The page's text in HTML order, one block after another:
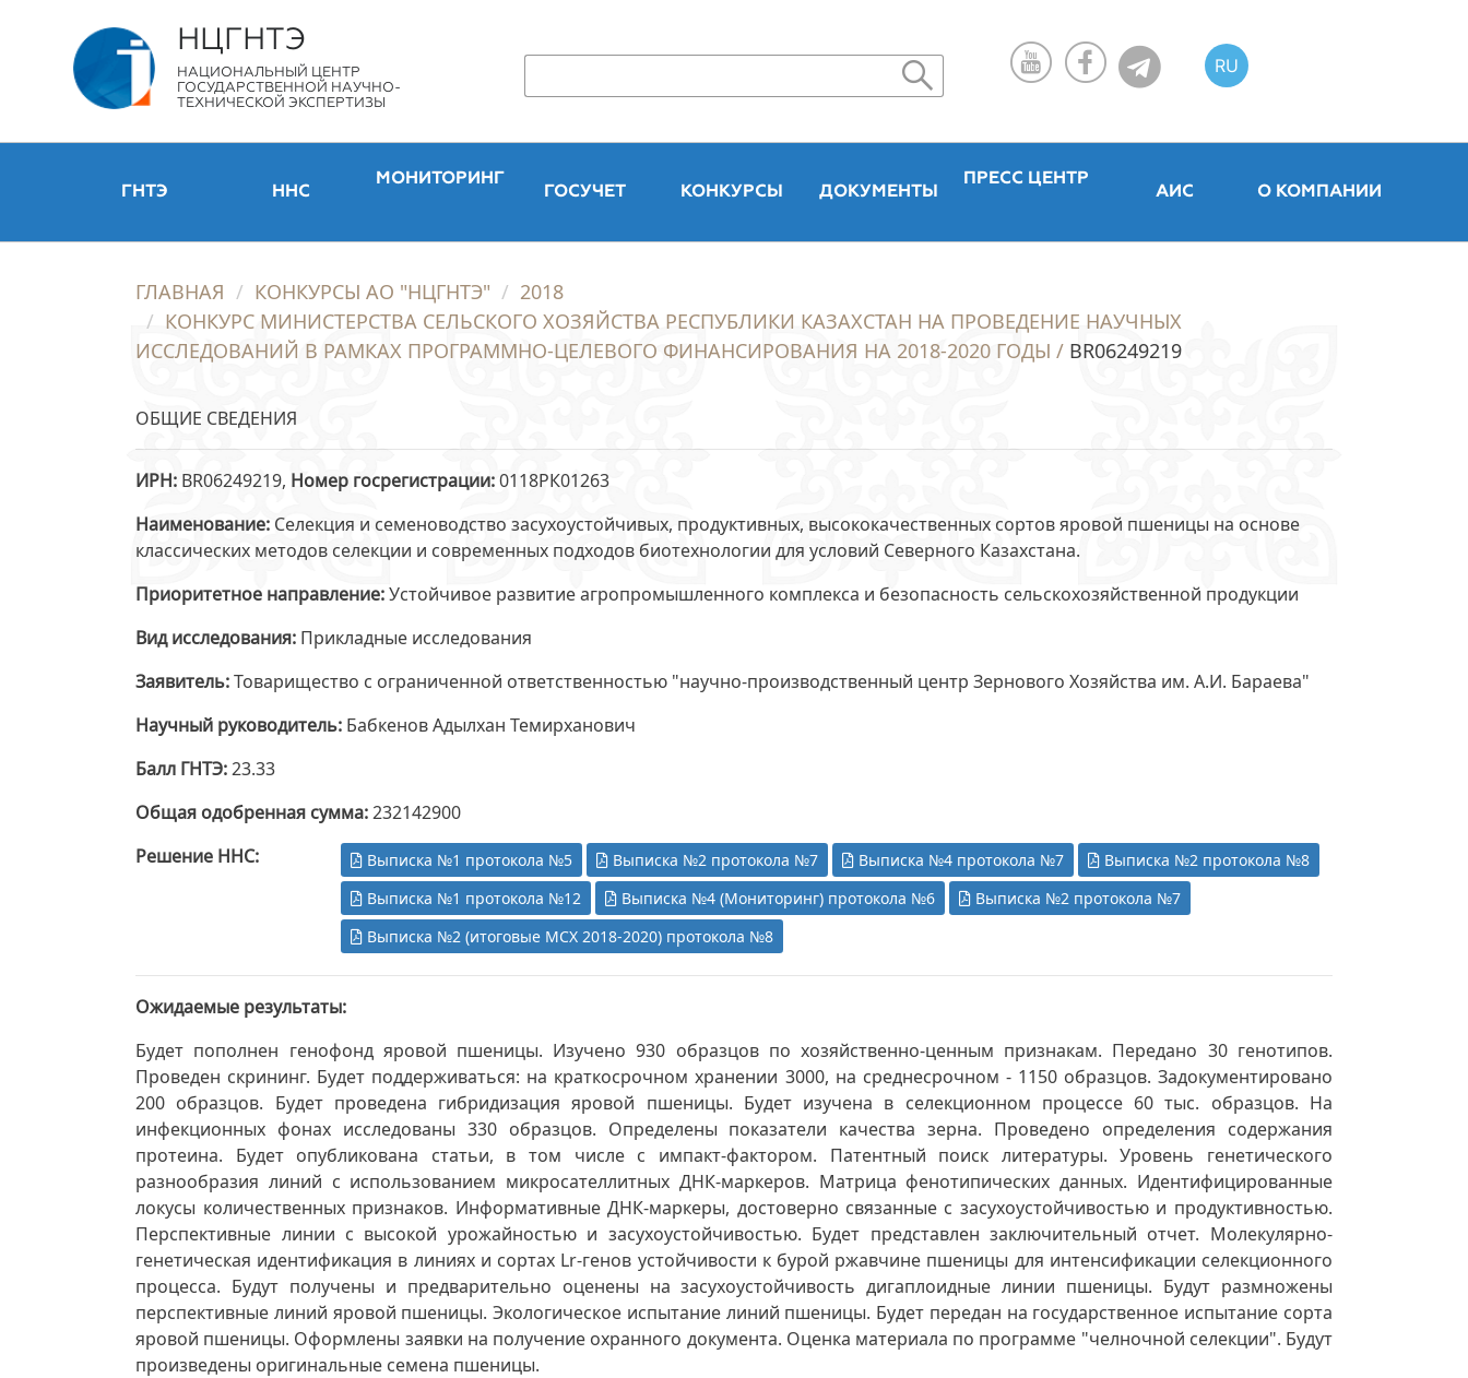
НЦГНТЭ
НАЦИОНАЛЬНЫЙ ЦЕНТР
ГОСУДАРСТВЕННОЙ НАУЧНО-
ТЕХНИЧЕСКОЙ ЭКСПЕРТИЗЫ
RU
ГНТЭ ННС
МОНИТОРИНГ
ГОСУЧЕТ КОНКУРСЫ ДОКУМЕНТЫ
ПРЕСС ЦЕНТР
АИС О КОМПАНИИ
ГЛАВНАЯ КОНКУРСЫ АО "НЦГНТЭ"
2018
КОНКУРС МИНИСТЕРСТВА СЕЛЬСКОГО ХОЗЯЙСТВА РЕСПУБЛИКИ КАЗАХСТАН НА ПРОВЕДЕНИЕ НАУЧНЫХ
ИССЛЕДОВАНИЙ В РАМКАХ ПРОГРАММНО-ЦЕЛЕВОГО ФИНАНСИРОВАНИЯ НА 2018-2020 ГОДЫ / BR06249219
ОБЩИЕ СВЕДЕНИЯ
ИРН BR06249219, Номер госрегистрации 0118РК01263
Наименование Селекция и семеноводство засухоустойчивых, продуктивных, высококачественных сортов яровой пшеницы на основе
классических методов селекции и современных подходов биотехнологии для условий Северного Казахстана.
Приоритетное направление Устойчивое развитие агропромышленного комплекса и безопасность сельскохозяйственной продукции
Вид исследования Прикладные исследования
Заявитель Товарищество с ограниченной ответственностью "научно-производственный центр Зернового Хозяйства им. А.И. Бараева"
Научный руководитель Бабкенов Адылхан Темирханович
Балл ГНТЭ 23.33
Общая одобренная сумма 232142900
Решение ННС
Выписка №1 протокола №5 Выписка №2 протокола №7 Выписка №4 протокола №7
Выписка №2 протокола №8
Выписка №1 протокола №12
Выписка №4 (Мониторинг) протокола №6
Выписка №2 протокола №7
Выписка №2 (итоговые МСХ 2018-2020) протокола №8
Ожидаемые результаты
Будет пополнен генофонд яровой пшеницы. Изучено 930 образцов по хозяйственно-ценным признакам. Передано 30 генотипов.
Проведен скрининг. Будет поддерживаться: на краткосрочном хранении 3000, на среднесрочном - 1150 образцов. Задокументировано
200 образцов. Будет проведена гибридизация яровой пшеницы. Будет изучена в селекционном процессе 60 тыс. образцов. На
инфекционных фонах исследованы 330 образцов. Определены показатели качества зерна. Проведено определения содержания
протеина. Будет опубликована статьи, в том числе с импакт-фактором. Патентный поиск литературы. Уровень генетического
разнообразия линий с использованием микросателлитных ДНК-маркеров. Матрица фенотипических данных. Идентифицированные
локусы количественных признаков. Информативные ДНК-маркеры, достоверно связанные с засухоустойчивостью и продуктивностью.
Перспективные линии с высокой урожайностью и засухоустойчивостью. Будет представлен заключительный отчет. Молекулярно-
генетическая идентификация в линиях и сортах Lr-генов устойчивости к бурой ржавчине пшеницы для интенсификации селекционного
процесса. Будут получены и предварительно оценены на засухоустойчивость дигаплоидные линии пшеницы. Будут размножены
перспективные линий яровой пшеницы. Экологическое испытание линий пшеницы. Будет передан на государственное испытание сорта
яровой пшеницы. Оформлены заявки на получение охранного документа. Оценка материала по программе "челночной селекции". Будут
произведены оригинальные семена пшеницы.